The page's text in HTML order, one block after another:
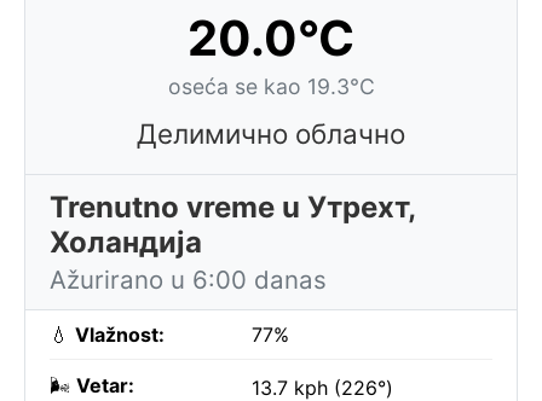
20.0°C
oseća se kao 19.3°C
Делимично облачно
Trenutno vreme u Утрехт,
Холандија
Ažurirano u 6:00 danas
💧 Vlažnost: 77%
🌬️ Vetar: 13.7 kph (226°)